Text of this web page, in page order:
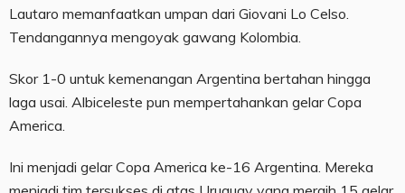
Lautaro memanfaatkan umpan dari Giovani Lo Celso.
Tendangannya mengoyak gawang Kolombia.
Skor 1-0 untuk kemenangan Argentina bertahan hingga
laga usai. Albiceleste pun mempertahankan gelar Copa
America.
Ini menjadi gelar Copa America ke-16 Argentina. Mereka